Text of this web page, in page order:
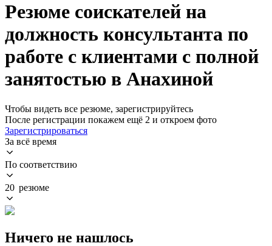
Резюме соискателей на
должность консультанта по
работе с клиентами с полной
занятостью в Анахиной
Чтобы видеть все резюме, зарегистрируйтесь
После регистрации покажем ещё 2 и откроем фото
Зарегистрироваться
За всё время
По соответствию
20 резюме
Ничего не нашлось